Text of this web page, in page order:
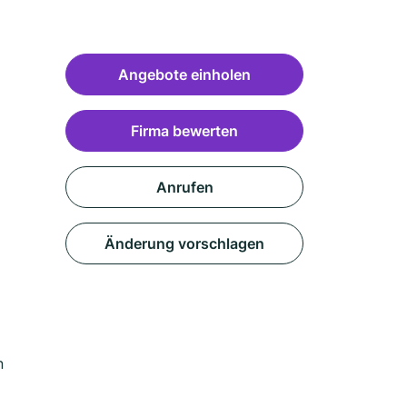
Angebote einholen
Firma bewerten
Anrufen
Änderung vorschlagen